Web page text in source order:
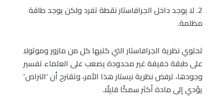
2. لا يوجد داخل الجرافاستار نقطة تفرد ولكن يوجد طاقة
مظلمة.
تحتوي نظرية الجرافاستار التي كتبها كل من مازور وموتولا
على طبقة خفيفة غير محدودة يصعب على العلماء تفسير
وجودها، ترفض نظرية نيستار هذا الأمر، وتقترح أن ‘التراص’
يؤدي إلى مادة أكثر سمكًا قليلًا.